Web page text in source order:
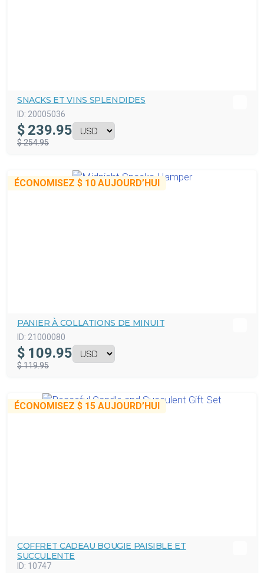
SNACKS ET VINS SPLENDIDES
ID: 20005036
$ 239.95
$ 254.95
ÉCONOMISEZ $ 10 AUJOURD’HUI
PANIER À COLLATIONS DE MINUIT
ID: 21000080
$ 109.95
$ 119.95
ÉCONOMISEZ $ 15 AUJOURD’HUI
COFFRET CADEAU BOUGIE PAISIBLE ET
SUCCULENTE
ID: 10747